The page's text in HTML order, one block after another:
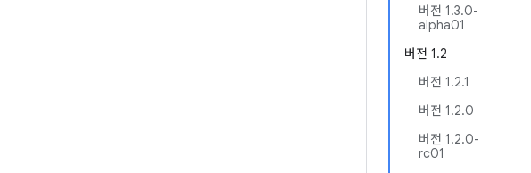
버전 1.3.0-
alpha01
버전 1.2
버전 1.2.1
버전 1.2.0
버전 1.2.0-
rc01